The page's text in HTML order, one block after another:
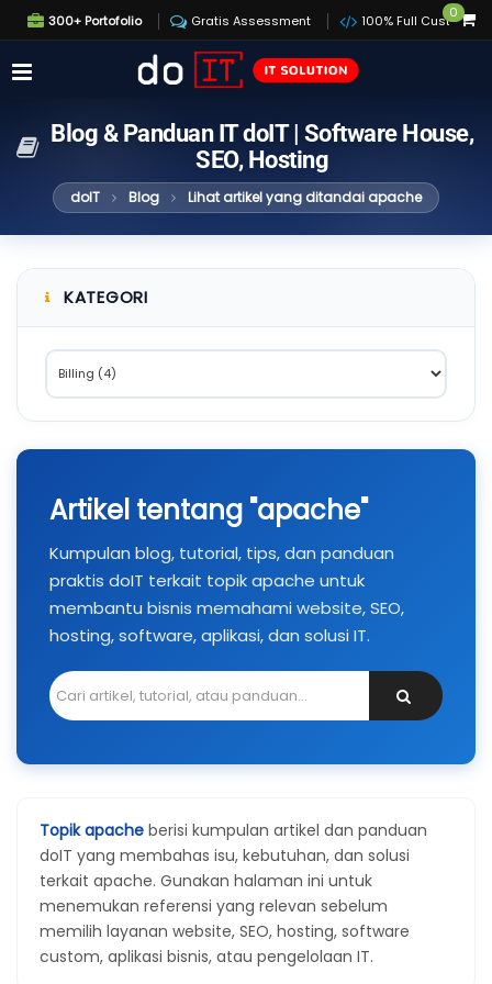
300+ Portofolio Gratis Assessment 100% Full Custom
0
Blog & Panduan IT doIT | Software House,
SEO, Hosting
doIT Blog Lihat artikel yang ditandai apache
KATEGORI
Artikel tentang "apache"
Kumpulan blog, tutorial, tips, dan panduan
praktis doIT terkait topik apache untuk
membantu bisnis memahami website, SEO,
hosting, software, aplikasi, dan solusi IT.
Topik apache berisi kumpulan artikel dan panduan
doIT yang membahas isu, kebutuhan, dan solusi
terkait apache. Gunakan halaman ini untuk
menemukan referensi yang relevan sebelum
memilih layanan website, SEO, hosting, software
custom, aplikasi bisnis, atau pengelolaan IT.